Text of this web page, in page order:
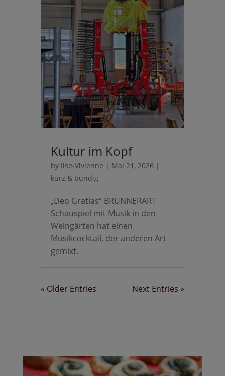
Kultur im Kopf
by Ilse-Vivienne | Mai 21, 2026 |
kurz & bündig
„Deo Gratias“ BRUNNERART
Schauspiel mit Musik in den
Weingärten hat einen
Musikcocktail, der anderen Art
gemixt.
« Older Entries Next Entries »